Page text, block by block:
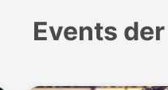
Events